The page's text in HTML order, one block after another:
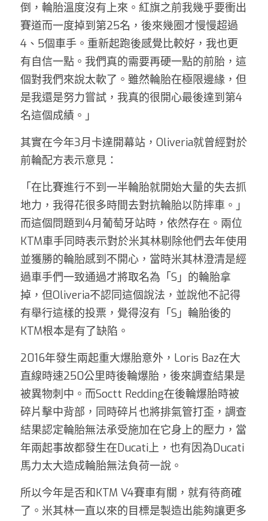
倒，輪胎溫度沒有上來。紅旗之前我幾乎要衝出
賽道而一度掉到第25名，後來幾圈才慢慢超過
4、5個車手。重新起跑後感覺比較好，我也更
有自信一點。我們真的需要再硬一點的前胎，這
個對我們來說太軟了。雖然輪胎在極限邊緣，但
是我還是努力嘗試，我真的很開心最後達到第4
名這個成績。」
其實在今年3月卡達開幕站，Oliveria就曾經對於
前輪配方表示意見：
「在比賽進行不到一半輪胎就開始大量的失去抓
地力，我得花很多時間去對抗輪胎以防摔車。」
而這個問題到4月葡萄牙站時，依然存在。兩位
KTM車手同時表示對於米其林剔除他們去年使用
並獲勝的輪胎感到不開心，當時米其林澄清是經
過車手們一致通過才將取名為「S」的輪胎拿
掉，但Oliveria不認同這個說法，並說他不記得
有舉行這樣的投票，覺得沒有「S」輪胎後的
KTM根本是有了缺陷。
2016年發生兩起重大爆胎意外，Loris Baz在大
直線時速250公里時後輪爆胎，後來調查結果是
被異物刺中。而Soctt Redding在後輪爆胎時被
碎片擊中背部，同時碎片也將排氣管打歪，調查
結果認定輪胎無法承受施加在它身上的壓力，當
年兩起事故都發生在Ducati上，也有因為Ducati
馬力太大造成輪胎無法負荷一說。
所以今年是否和KTM V4賽車有關，就有待商確
了。米其林一直以來的目標是製造出能夠讓更多